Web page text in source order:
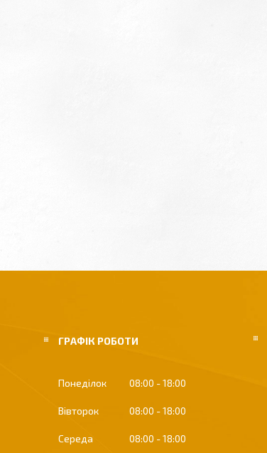
ГРАФІК РОБОТИ
Понеділок 08:00 18:00
Вівторок 08:00 18:00
Середа 08:00 18:00